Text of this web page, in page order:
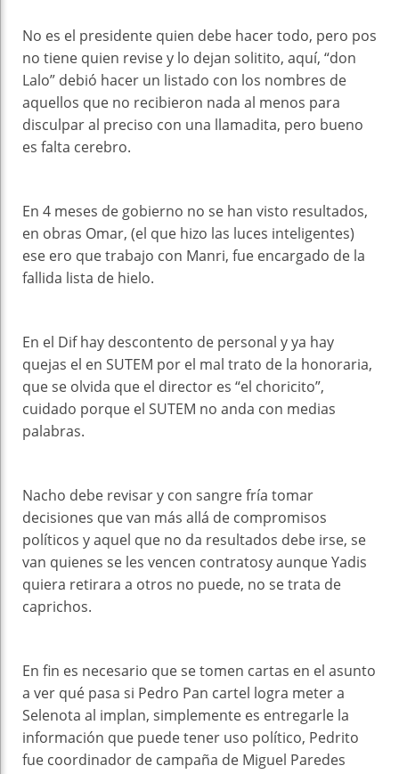
No es el presidente quien debe hacer todo, pero pos
no tiene quien revise y lo dejan solitito, aquí, “don
Lalo” debió hacer un listado con los nombres de
aquellos que no recibieron nada al menos para
disculpar al preciso con una llamadita, pero bueno
es falta cerebro.
En 4 meses de gobierno no se han visto resultados,
en obras Omar, (el que hizo las luces inteligentes)
ese ero que trabajo con Manri, fue encargado de la
fallida lista de hielo.
En el Dif hay descontento de personal y ya hay
quejas el en SUTEM por el mal trato de la honoraria,
que se olvida que el director es “el choricito”,
cuidado porque el SUTEM no anda con medias
palabras.
Nacho debe revisar y con sangre fría tomar
decisiones que van más allá de compromisos
políticos y aquel que no da resultados debe irse, se
van quienes se les vencen contratosy aunque Yadis
quiera retirara a otros no puede, no se trata de
caprichos.
En fin es necesario que se tomen cartas en el asunto
a ver qué pasa si Pedro Pan cartel logra meter a
Selenota al implan, simplemente es entregarle la
información que puede tener uso político, Pedrito
fue coordinador de campaña de Miguel Paredes